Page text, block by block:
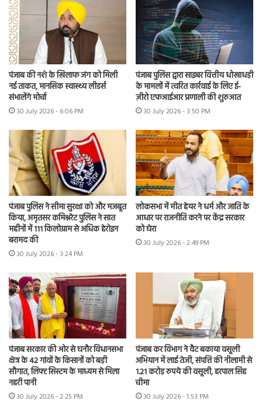
पंजाब की नशे के खिलाफ जंग को मिली
नई ताकत, मानसिक स्वास्थ्य लीडर्स
संभालेंगे मोर्चा
30 July 2026 - 6:06 PM
पंजाब पुलिस द्वारा साइबर वित्तीय धोखाधड़ी
के मामलों में त्वरित कार्रवाई के लिए ई-
ज़ीरो एफआईआर प्रणाली की शुरुआत
30 July 2026 - 3:50 PM
पंजाब पुलिस ने सीमा सुरक्षा को और मजबूत
किया, अमृतसर कमिश्नरेट पुलिस ने सात
महीनों में 111 किलोग्राम से अधिक हेरोइन
बरामद की
30 July 2026 - 3:24 PM
लोकसभा में मीत हेयर ने धर्म और जाति के
आधार पर राजनीति करने पर केंद्र सरकार
को घेरा
30 July 2026 - 2:49 PM
पंजाब सरकार की ओर से घनौर विधानसभा
क्षेत्र के 42 गांवों के किसानों को बड़ी
सौगात, लिफ्ट सिस्टम के माध्यम से मिला
नहरी पानी
30 July 2026 - 2:25 PM
पंजाब कर विभाग ने वैट बकाया वसूली
अभियान में लाई तेजी, संपत्ति की नीलामी से
1.21 करोड़ रुपये की वसूली, हरपाल सिंह
चीमा
30 July 2026 - 1:53 PM